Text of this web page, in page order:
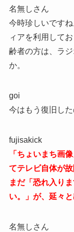
名無しさん
今時珍しいです
ィアを利用して
齢者の方は、ラ
か。
goi
今はもう復旧した
fujisakick
「ちょいまち画
てテレビ自体が
まだ「恐れ入り
い。」が、延々
名無しさん